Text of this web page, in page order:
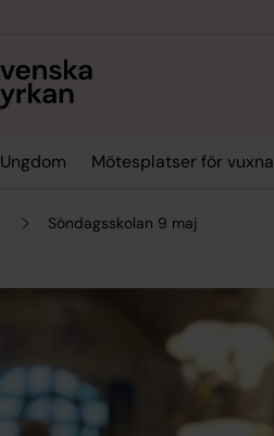
Ungdom Mötesplatser för vuxna
Söndagsskolan 9 maj